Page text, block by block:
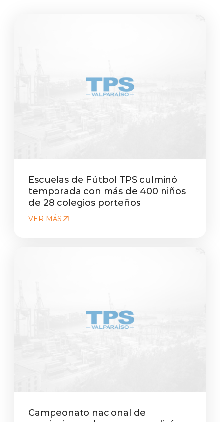
Escuelas de Fútbol TPS culminó
temporada con más de 400 niños
de 28 colegios porteños
VER MÁS
Campeonato nacional de